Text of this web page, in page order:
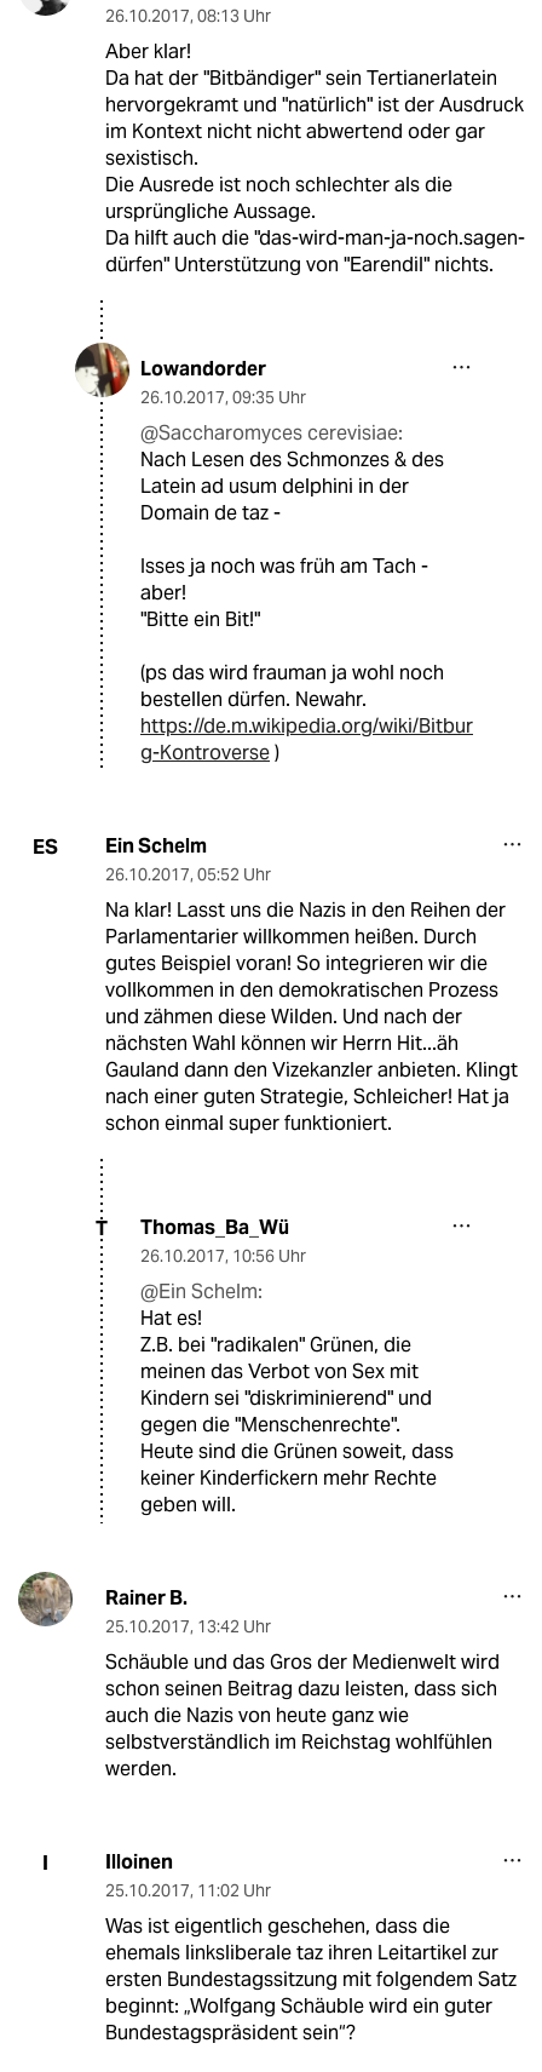
26.10.2017, 08:13 Uhr
Aber klar!
Da hat der "Bitbändiger" sein Tertianerlatein
hervorgekramt und "natürlich" ist der Ausdruck
im Kontext nicht nicht abwertend oder gar
sexistisch.
Die Ausrede ist noch schlechter als die
ursprüngliche Aussage.
Da hilft auch die "das-wird-man-ja-noch.sagen-
dürfen" Unterstützung von "Earendil" nichts.
Lowandorder
26.10.2017, 09:35 Uhr
@Saccharomyces cerevisiae:
Nach Lesen des Schmonzes & des
Latein ad usum delphini in der
Domain de taz -
Isses ja noch was früh am Tach -
aber!
"Bitte ein Bit!"
(ps das wird frauman ja wohl noch
bestellen dürfen. Newahr.
https://de.m.wikipedia.org/wiki/Bitbur
g-Kontroverse)
ES Ein Schelm
26.10.2017, 05:52 Uhr
Na klar! Lasst uns die Nazis in den Reihen der
Parlamentarier willkommen heißen. Durch
gutes Beispiel voran! So integrieren wir die
vollkommen in den demokratischen Prozess
und zähmen diese Wilden. Und nach der
nächsten Wahl können wir Herrn Hit...äh
Gauland dann den Vizekanzler anbieten. Klingt
nach einer guten Strategie, Schleicher! Hat ja
schon einmal super funktioniert.
T Thomas_Ba_Wü
26.10.2017, 10:56 Uhr
@Ein Schelm:
Hat es!
Z.B. bei "radikalen" Grünen, die
meinen das Verbot von Sex mit
Kindern sei "diskriminierend" und
gegen die "Menschenrechte".
Heute sind die Grünen soweit, dass
keiner Kinderfickern mehr Rechte
geben will.
Rainer B.
25.10.2017, 13:42 Uhr
Schäuble und das Gros der Medienwelt wird
schon seinen Beitrag dazu leisten, dass sich
auch die Nazis von heute ganz wie
selbstverständlich im Reichstag wohlfühlen
werden.
I Illoinen
25.10.2017, 11:02 Uhr
Was ist eigentlich geschehen, dass die
ehemals linksliberale taz ihren Leitartikel zur
ersten Bundestagssitzung mit folgendem Satz
beginnt: „Wolfgang Schäuble wird ein guter
Bundestagspräsident sein“?